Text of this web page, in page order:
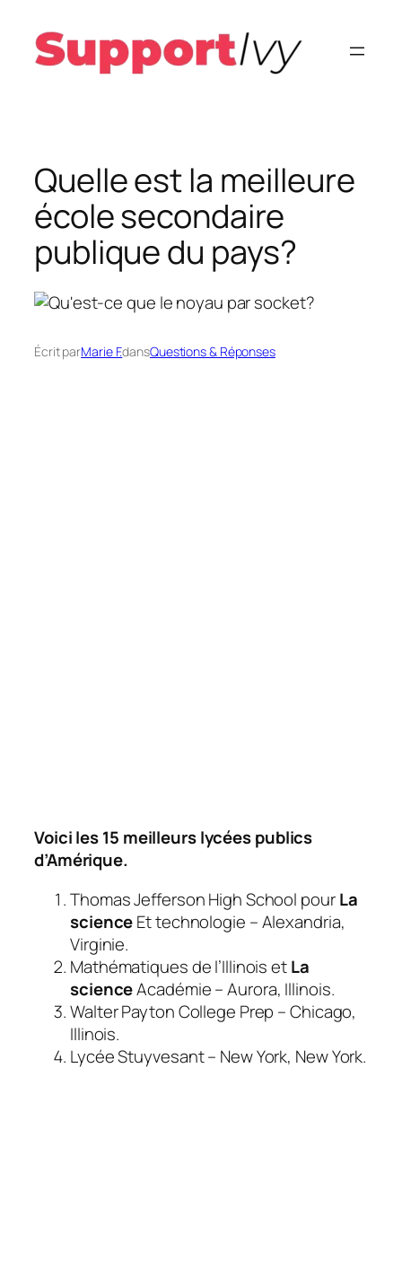
contenu
Quelle est la meilleure
école secondaire
publique du pays?
Écrit parMarie F.dansQuestions & Réponses
Voici les 15 meilleurs lycées publics
d’Amérique.
Thomas Jefferson High School pourLa
scienceEt technologie – Alexandria,
Virginie.
Mathématiques de l’Illinois etLa
scienceAcadémie – Aurora, Illinois.
Walter Payton College Prep – Chicago,
Illinois.
Lycée Stuyvesant – New York, New York.